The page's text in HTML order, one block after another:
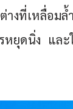
างที่เหลื่อม
ยุดนิ่ง  และ